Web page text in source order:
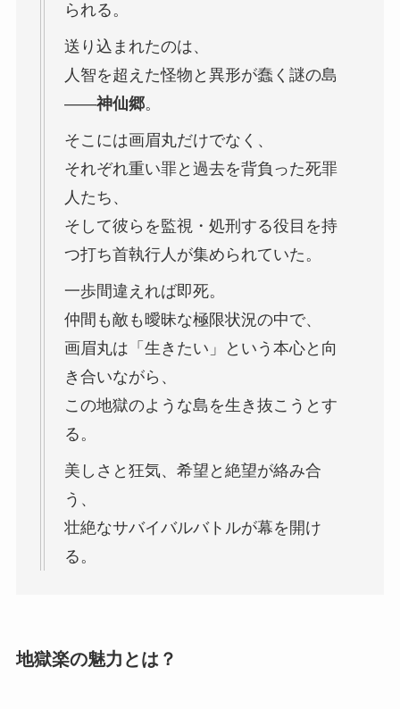
られる。
送り込まれたのは、
人智を超えた怪物と異形が蠢く謎の島
――神仙郷。
そこには画眉丸だけでなく、
それぞれ重い罪と過去を背負った死罪
人たち、
そして彼らを監視・処刑する役目を持
つ打ち首執行人が集められていた。
一歩間違えれば即死。
仲間も敵も曖昧な極限状況の中で、
画眉丸は「生きたい」という本心と向
き合いながら、
この地獄のような島を生き抜こうとす
る。
美しさと狂気、希望と絶望が絡み合
う、
壮絶なサバイバルバトルが幕を開け
る。
地獄楽の魅力とは？